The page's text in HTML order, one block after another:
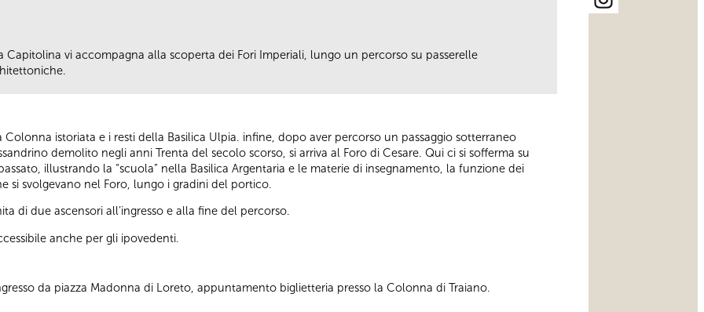
vi accompagna alla scoperta dei Fori Imperiali, lungo un percorso su passerelle
Colonna istoriata e i resti della Basilica Ulpia. infine, dopo aver percorso un passaggio sotterraneo
demolito negli anni Trenta del secolo scorso, si arriva al Foro di Cesare. Qui ci si sofferma su
illustrando la “scuola” nella Basilica Argentaria e le materie di insegnamento, la funzione dei
si svolgevano nel Foro, lungo i gradini del portico.
di due ascensori all’ingresso e alla fine del percorso.
anche per gli ipovedenti.
da piazza Madonna di Loreto, appuntamento biglietteria presso la Colonna di Traiano.